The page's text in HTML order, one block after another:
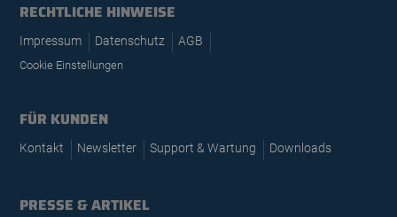
RECHTLICHE HINWEISE
Impressum Datenschutz AGB
Cookie Einstellungen
FÜR KUNDEN
Kontakt Newsletter Support & Wartung Downloads
PRESSE & ARTIKEL